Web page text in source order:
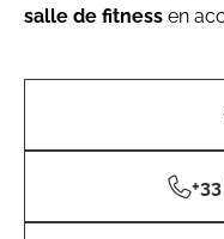
salle de fitness en